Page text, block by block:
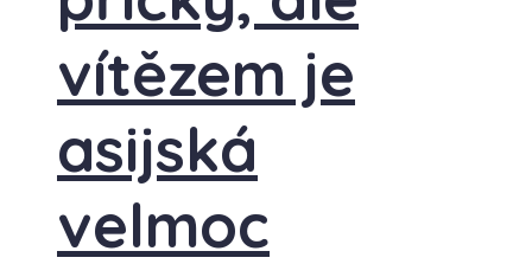
vítězem je
asijská
velmoc